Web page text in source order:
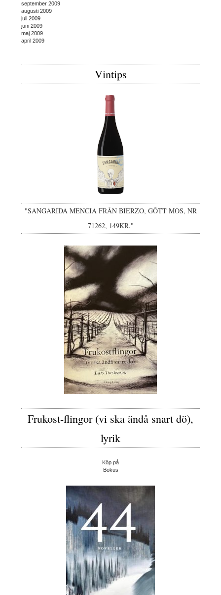
september 2009
augusti 2009
juli 2009
juni 2009
maj 2009
april 2009
Vintips
"SANGARIDA MENCIA FRÅN BIERZO, GÔTT MOS, NR
71262, 149KR."
Frukost-flingor (vi ska ändå snart dö),
lyrik
Köp på
Bokus